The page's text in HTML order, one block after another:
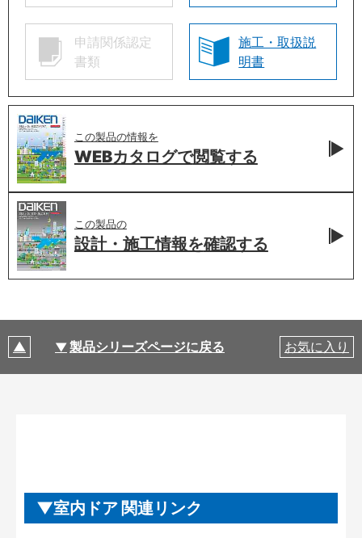
申請関係認定
書類
施工・取扱説
明書
この製品の情報を
WEBカタログで閲覧する
この製品の
設計・施工情報を確認する
製品シリーズページに戻る お気に入り
室内ドア 関連リンク